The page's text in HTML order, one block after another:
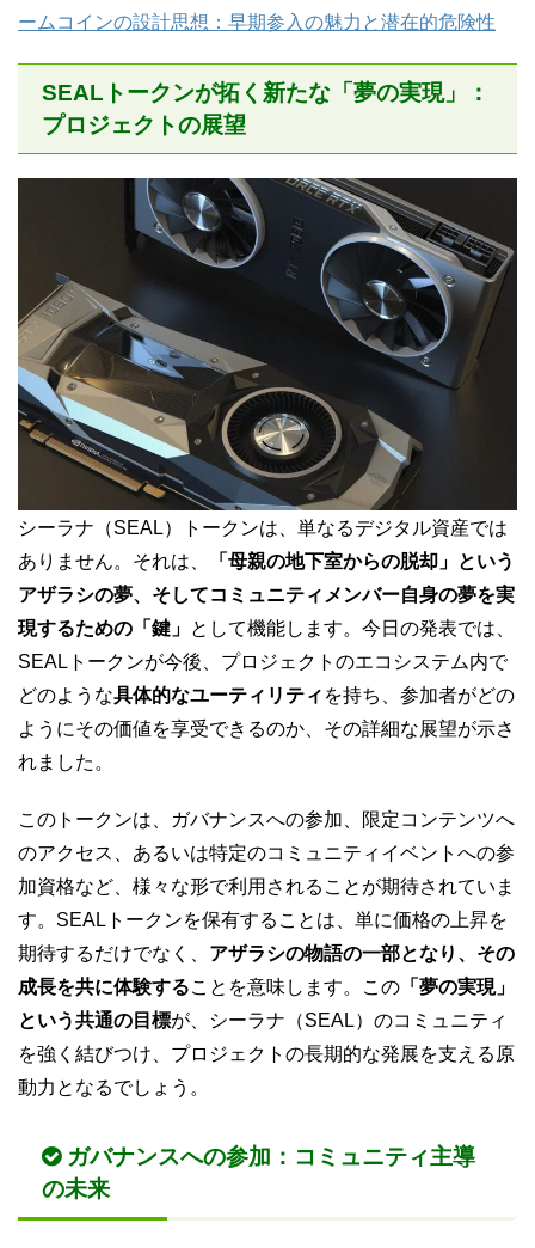
ームコインの設計思想：早期参入の魅力と潜在的危険性
SEALトークンが拓く新たな「夢の実現」：
プロジェクトの展望
シーラナ（SEAL）トークンは、単なるデジタル資産では
ありません。それは、
「母親の地下室からの脱却」という
アザラシの夢、そしてコミュニティメンバー自身の夢を実
現するための「鍵」
として機能します。今日の発表では、
SEALトークンが今後、プロジェクトのエコシステム内で
どのような具体的なユーティリティ を持ち、参加者がどの
ようにその価値を享受できるのか、その詳細な展望が示さ
れました。
このトークンは、ガバナンスへの参加、限定コンテンツへ
のアクセス、あるいは特定のコミュニティイベントへの参
加資格など、様々な形で利用されることが期待されていま
す。SEALトークンを保有することは、単に価格の上昇を
期待するだけでなく、 アザラシの物語の一部となり、その
成長を共に体験することを意味します。この 「夢の実現」
という共通の目標が、シーラナ（SEAL）のコミュニティ
を強く結びつけ、プロジェクトの長期的な発展を支える原
動力となるでしょう。
ガバナンスへの参加：コミュニティ主導
の未来